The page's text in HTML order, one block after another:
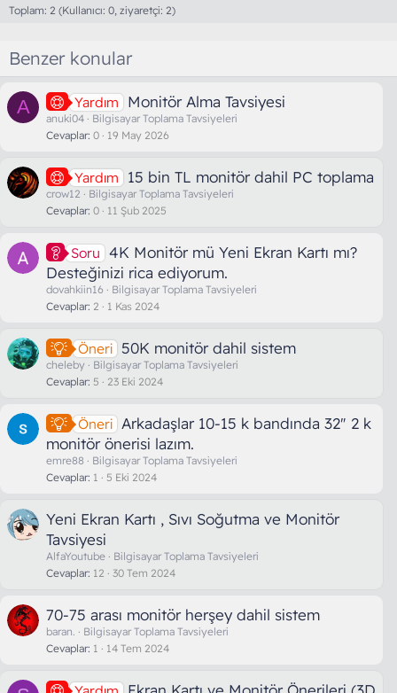
Toplam: 2 (Kullanıcı: 0, ziyaretçi: 2)
Benzer konular
A Yardım Monitör Alma Tavsiyesi
anuki04
Bilgisayar Toplama Tavsiyeleri
Cevaplar 0 19 May 2026
Yardım 15 bin TL monitör dahil PC toplama
crow12
Bilgisayar Toplama Tavsiyeleri
Cevaplar 0 11 Şub 2025
Soru 4K Monitör mü Yeni Ekran Kartı mı?
Desteğinizi rica ediyorum.
dovahkiin16
Bilgisayar Toplama Tavsiyeleri
Cevaplar 2 1 Kas 2024
Öneri 50K monitör dahil sistem
cheleby
Bilgisayar Toplama Tavsiyeleri
Cevaplar 5 23 Eki 2024
Öneri Arkadaşlar 10-15 k bandında 32" 2 k
monitör önerisi lazım.
emre88
Bilgisayar Toplama Tavsiyeleri
Cevaplar 1 5 Eki 2024
Yeni Ekran Kartı , Sıvı Soğutma ve Monitör
Tavsiyesi
AlfaYoutube
Bilgisayar Toplama Tavsiyeleri
Cevaplar 12 30 Tem 2024
70-75 arası monitör herşey dahil sistem
baran.
Bilgisayar Toplama Tavsiyeleri
Cevaplar 1 14 Tem 2024